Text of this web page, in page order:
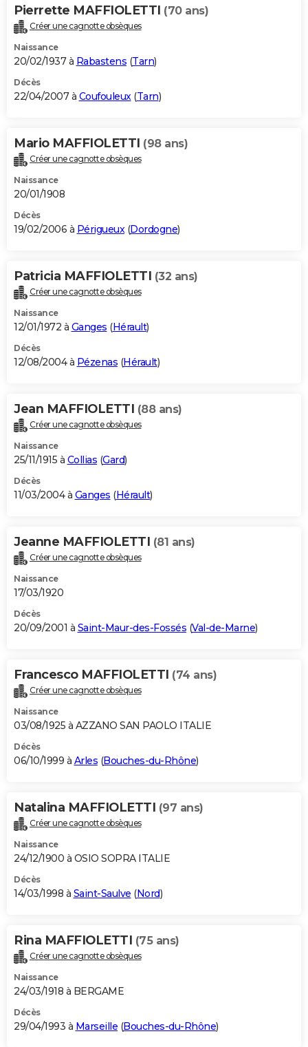
Pierrette MAFFIOLETTI (70 ans)
Créer une cagnotte obsèques
Naissance
20/02/1937 à Rabastens (Tarn)
Décès
22/04/2007 à Coufouleux(Tarn)
Mario MAFFIOLETTI (98 ans)
Créer une cagnotte obsèques
Naissance
20/01/1908
Décès
19/02/2006 à Périgueux(Dordogne)
Patricia MAFFIOLETTI (32 ans)
Créer une cagnotte obsèques
Naissance
12/01/1972 à Ganges (Hérault)
Décès
12/08/2004 à Pézenas (Hérault)
Jean MAFFIOLETTI (88 ans)
Créer une cagnotte obsèques
Naissance
25/11/1915 à Collias (Gard)
Décès
11/03/2004 à Ganges (Hérault)
Jeanne MAFFIOLETTI (81 ans)
Créer une cagnotte obsèques
Naissance
17/03/1920
Décès
20/09/2001 à Saint-Maur-des-Fossés (Val-de-Marne)
Francesco MAFFIOLETTI (74 ans)
Créer une cagnotte obsèques
Naissance
03/08/1925 à AZZANO SAN PAOLO ITALIE
Décès
06/10/1999 à Arles (Bouches-du-Rhône)
Natalina MAFFIOLETTI (97 ans)
Créer une cagnotte obsèques
Naissance
24/12/1900 à OSIO SOPRA ITALIE
Décès
14/03/1998 à Saint-Saulve (Nord)
Rina MAFFIOLETTI (75 ans)
Créer une cagnotte obsèques
Naissance
24/03/1918 à BERGAME
Décès
29/04/1993 à Marseille (Bouches-du-Rhône)